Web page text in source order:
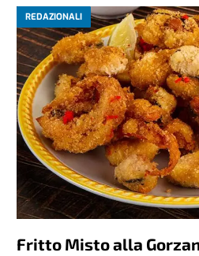
REDAZIONALI
Fritto Misto alla